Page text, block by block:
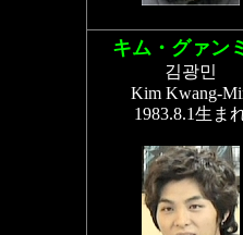
キム・グァン
김광민
Kim Kwang-
1983.8.1生ま